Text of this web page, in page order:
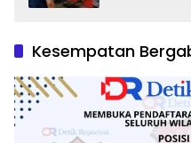
Kesempatan